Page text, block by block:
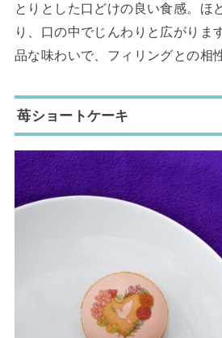
とりとした口どけの良い食感。ほ
り、口の中でじんわりと広がりま
品な味わいで、フィリングとの相
苺ショートケーキ